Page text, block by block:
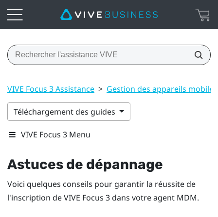
VIVE Focus 3 Assistance > Gestion des appareils
Téléchargement des guides
VIVE Focus 3 Menu
Astuces de dépannage
Voici quelques conseils pour garantir la réussite de
l'inscription deVIVE Focus 3dans votre agent MDM.